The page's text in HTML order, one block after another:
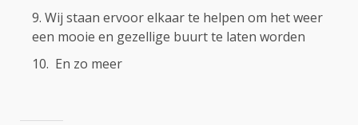
Wij staan ervoor elkaar te helpen om het weer
een mooie en gezellige buurt te laten worden
En zo meer